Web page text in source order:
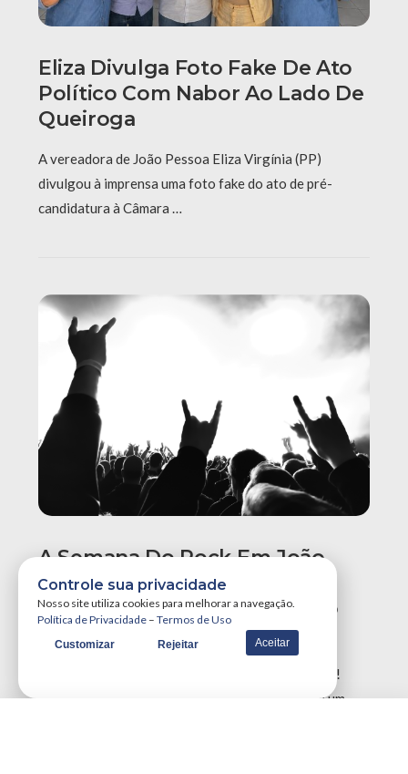
Eliza Divulga Foto Fake De Ato
Político Com Nabor Ao Lado De
Queiroga
A vereadora de João Pessoa Eliza Virgínia (PP)
divulgou à imprensa uma foto fake do ato de pré-
candidatura à Câmara …
A Semana Do Rock Em João
Pessoa Promete Um Dos
Maiores Finais De Semana Do
Ano!
A Semana do Rock em João Pessoa tá destruidora!
Simplesmente teremos três grandes eventos em um
Controle sua privacidade
Nosso site utiliza cookies para melhorar a navegação.
Política de Privacidade – Termos de Uso
Customizar Rejeitar Aceitar